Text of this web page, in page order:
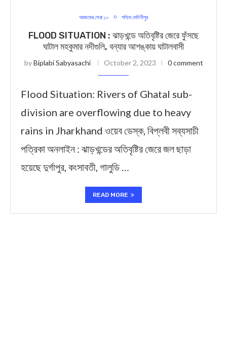
আজকের সেরা ১০ পশ্চিম মেদিনীপুর
FLOOD SITUATION : ঝাড়খন্ডে অতিবৃষ্টির জেরে ফুঁসছে
ঘাটাল মহকুমার নদীগুলি, বন্যার আশঙ্কায় ঘাটালবাসী
byBiplabi Sabyasachi October 2, 2023 0 comment
Flood Situation: Rivers of Ghatal sub-
division are overflowing due to heavy
rains in Jharkhand ওয়েব ডেস্ক, বিপ্লবী সব্যসাচী
পত্রিকা অনলাইন : ঝাড়খন্ডের অতিবৃষ্টির জেরে জল ছাড়া
হয়েছে দুর্গাপুর, কংসাবতী, গালুডি …
READ MORE